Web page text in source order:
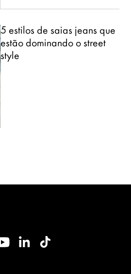
5 estilos de saias jeans que
estão dominando o street
style